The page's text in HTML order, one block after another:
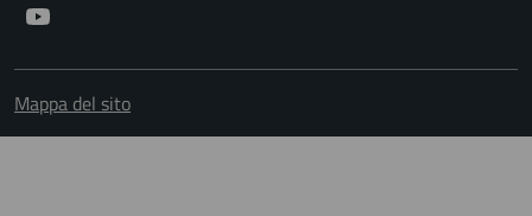
Mappa del sito